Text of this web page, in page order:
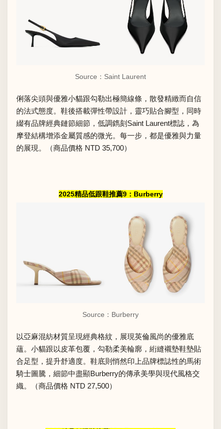
Source：Saint Laurent
俐落尖頭與優雅小貓跟勾勒出極簡線條，散發精緻而自信
的法式態度。鞋後搭載彈性帶設計，靈巧貼合腳型，同時
綴有品牌經典鏈節細節，低調鐫刻Saint Laurent標誌，為
摩登結構增添金屬質感的微光。每一步，都是優雅與力量
的展現。（商品價格 NTD 35,700）
2025精品低跟鞋推薦9：Burberry
Source：Burberry
以亞麻混紡材質呈現經典格紋，展現英倫風尚的優雅底
蘊。小貓跟以皮革包覆，勾勒柔美輪廓，絎縫襯墊鞋墊貼
合足型，提升舒適度。鞋底則悄然印上品牌標誌性的馬術
騎士圖騰，細節中盡顯Burberry的傳承美學與現代風格交
織。（商品價格 NTD 27,500）